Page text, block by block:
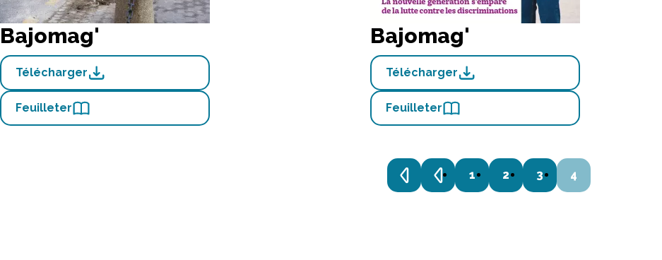
Bajomag'
Télécharger
Feuilleter
Bajomag'
Télécharger
Feuilleter
1 2 3 4